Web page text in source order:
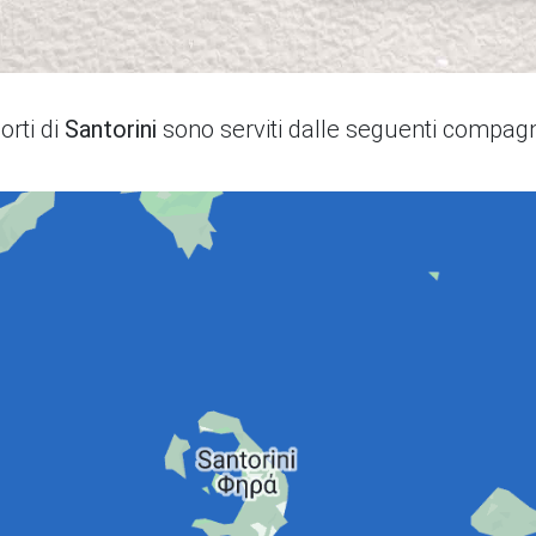
di Santorini sono serviti dalle seguenti